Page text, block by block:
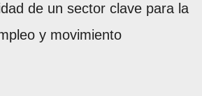
de un sector clave para la
y movimiento